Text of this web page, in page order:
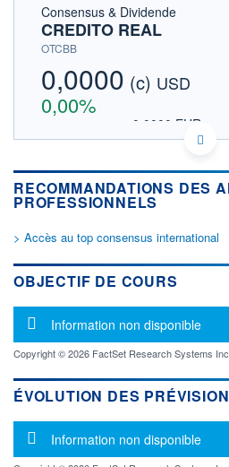
Consensus & Dividende
CREDITO REAL
OTCBB
0,0000 (c) USD
0,00%
0,0000 EUR
DONNÉES TEMPS DIFFÉRÉ
Politique d'exécution
Cotation sur les autres places
OUVERTURE
0,0000
0
VALORISATION
LIMITE À LA
BAISSE
0,0000
RENDEMENT
ESTIMÉ 2026
- -
RECOMMANDATIONS DES
PROFESSIONNELS
> Accès au top consensus international
OBJECTIF DE COURS
Message d'information
Information non disponible
Copyright © 2026 FactSet Research Systems
ÉVOLUTION DES
Message d'information
Information non disponible